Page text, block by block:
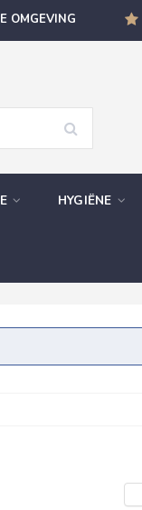
OMGEVING
HYGIËNE